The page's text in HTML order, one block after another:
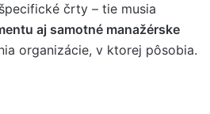
črty – tie musia
aj samotné manažérske
organizácie, v ktorej pôsobia.